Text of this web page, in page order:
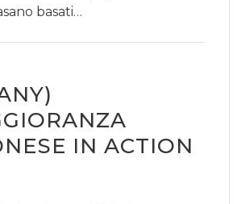
basati…
IN ACTION